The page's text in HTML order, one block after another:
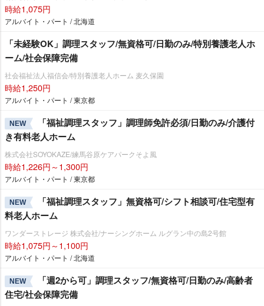
時給1,075円
アルバイト・パート / 北海道
「未経験OK」調理スタッフ/無資格可/日勤のみ/特別養護老人ホ
ーム/社会保障完備
社会福祉法人福信会/特別養護老人ホーム 麦久保園
時給1,250円
アルバイト・パート / 東京都
NEW
「福祉調理スタッフ」調理師免許必須/日勤のみ/介護付
き有料老人ホーム
株式会社SOYOKAZE/練馬谷原ケアパークそよ風
時給1,226円～1,300円
アルバイト・パート / 東京都
NEW
「福祉調理スタッフ」無資格可/シフト相談可/住宅型有
料老人ホーム
ワンダーストレージ 株式会社/ナーシングホーム ルグラン中の島2号館
時給1,075円～1,100円
アルバイト・パート / 北海道
NEW
「週2から可」調理スタッフ/無資格可/日勤のみ/高齢者
住宅/社会保障完備